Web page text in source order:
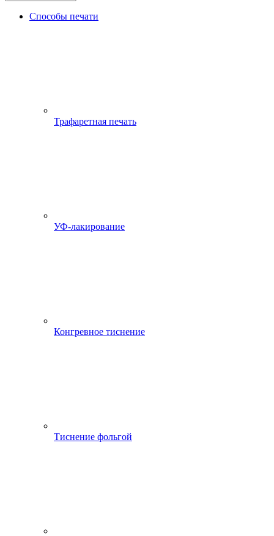
Способы печати
Трафаретная печать
УФ-лакирование
Конгревное тиснение
Тиснение фольгой